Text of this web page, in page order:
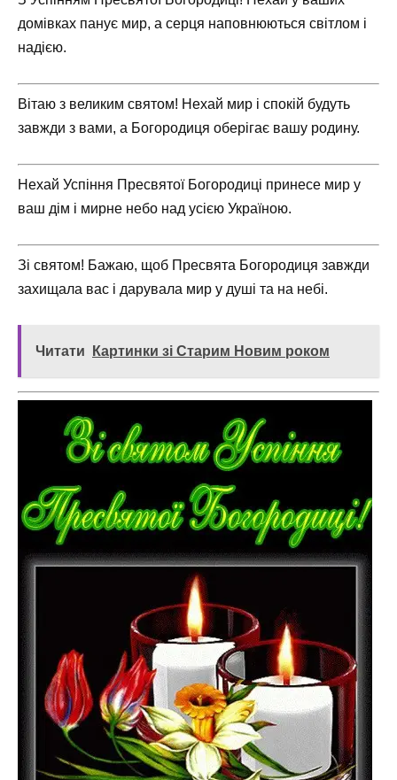
домівках панує мир, а серця наповнюються світлом і
надією.
Вітаю з великим святом! Нехай мир і спокій будуть
завжди з вами, а Богородиця оберігає вашу родину.
Нехай Успіння Пресвятої Богородиці принесе мир у
ваш дім і мирне небо над усією Україною.
Зі святом! Бажаю, щоб Пресвята Богородиця завжди
захищала вас і дарувала мир у душі та на небі.
Читати Картинки зі Старим Новим роком